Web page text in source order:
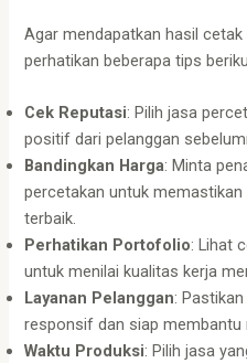
Agar mendapatkan hasil
perhatikan beberapa tips
Cek Reputasi: Pilih jasa
positif dari pelanggan
Bandingkan Harga: Minta
percetakan untuk
terbaik.
Perhatikan Portofolio: Lihat
untuk menilai kualitas kerja
Layanan Pelanggan:
responsif dan siap membantu
Waktu Produksi: Pilih jasa